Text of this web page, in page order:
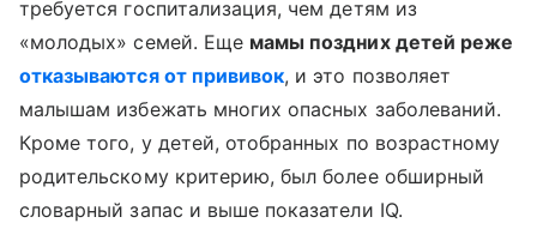
требуется госпитализация, чем детям из
«молодых» семей. Еще мамы поздних детей реже
отказываются от прививок, и это позволяет
малышам избежать многих опасных заболеваний.
Кроме того, у детей, отобранных по возрастному
родительскому критерию, был более обширный
словарный запас и выше показатели IQ.